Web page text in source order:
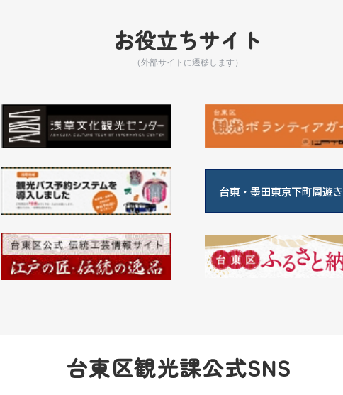
お役立ちサイト
（外部サイトに遷移します）
台東区観光課公式SNS